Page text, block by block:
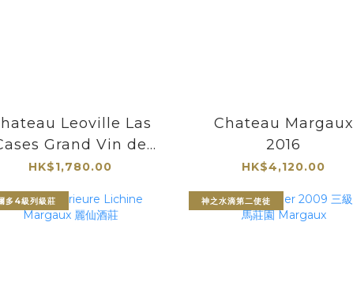
Leoville Las
Grand Vin de
2020 Saint
Julien 雄獅酒莊
HK$1,780.00
Chateau Margaux
2016
HK$4,120.00
多4級列級莊 神之水滴第二使徒